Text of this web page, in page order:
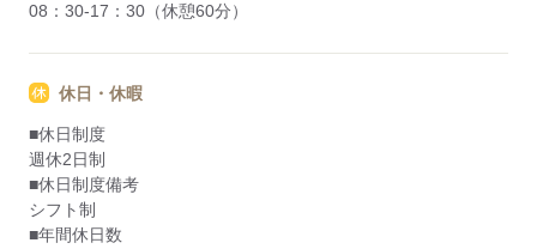
08：30-17：30（休憩60分）
休日・休暇
■休日制度
週休2日制
■休日制度備考
シフト制
■年間休日数